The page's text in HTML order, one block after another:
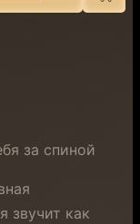
за спиной
звучит как